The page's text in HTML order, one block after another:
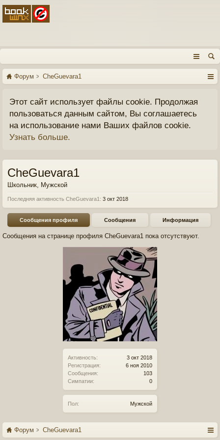
Форум CheGuevara1
Этот сайт использует файлы cookie. Продолжая
пользоваться данным сайтом, Вы соглашаетесь
на использование нами Ваших файлов cookie.
Узнать больше.
Активность:
3 окт 2018
Регистрация:
6 ноя 2010
Сообщения:
103
Симпатии:
0
Пол: Мужской
CheGuevara1
Школьник, Мужской
Последняя активность CheGuevara1: 3 окт 2018
Сообщения профиля Сообщения Информация
Сообщения на странице профиля CheGuevara1 пока отсутствуют.
Форум CheGuevara1